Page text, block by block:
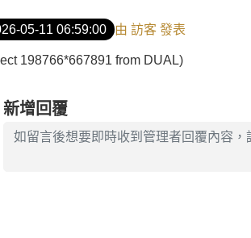
05-11 06:59:00 由 訪客 發表
198766*667891 from DUAL)
新增回覆